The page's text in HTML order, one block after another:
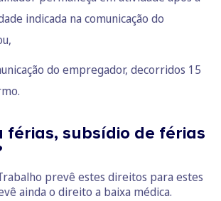
indicada na comunicação do
do empregador, decorridos 15
férias, subsídio de férias
prevê estes direitos para estes
ainda o direito a baixa médica.